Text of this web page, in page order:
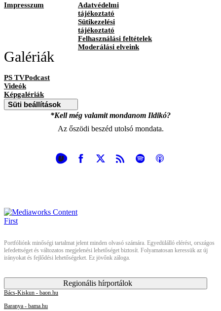
Impresszum
Adatvédelmi
tájékoztató
Sütikezelési
tájékoztató
Felhasználási feltételek
Moderálási elveink
Galériák
PS TVPodcast
Videók
Képgalériák
Süti beállítások
*Kell még valamit mondanom Ildikó?
Az őszödi beszéd utolsó mondata.
Portfóliónk minőségi tartalmat jelent minden olvasó számára. Egyedülálló elérést, országos
lefedettséget és változatos megjelenési lehetőséget biztosít. Folyamatosan keressük az új
irányokat és fejlődési lehetőségeket. Ez jövőnk záloga.
Regionális hírportálok
Bács-Kiskun - baon.hu
Baranya - bama.hu